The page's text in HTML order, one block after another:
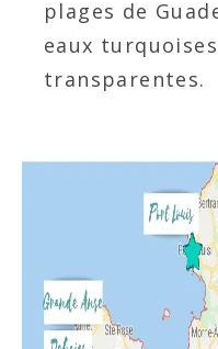
plages de
eaux
transparentes.